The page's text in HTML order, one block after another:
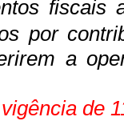
fiscais
por
a
de